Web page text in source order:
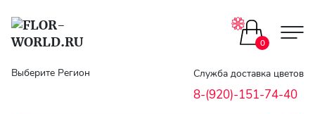
Главная
Гарантии
Выберите Регион Служба доставка цветов
8-(920)-151-74-40
0
Цветы поштучно
Букеты до 2500